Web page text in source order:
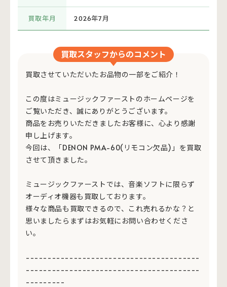
買取年月 2026年7月
買取スタッフからのコメント
買取させていただいたお品物の一部をご紹介！
この度はミュージックファーストのホームページを
ご覧いただき、誠にありがとうございます。
商品をお売りいただきましたお客様に、心より感謝
申し上げます。
今回は、「DENON PMA-60(リモコン欠品)」を買取
させて頂きました。
ミュージックファーストでは、音楽ソフトに限らず
オーディオ機器も買取しております。
様々な商品も買取できるので、これ売れるかな？と
思いましたらまずはお気軽にお問い合わせくださ
い。
----------------------------------------
----------------------------------------
---------